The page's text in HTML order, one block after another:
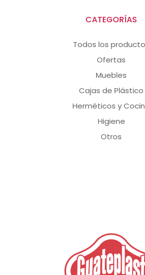
CATEGORÍAS
Todos los
Ofertas
Muebles
Cajas de Plástico
Herméticos y
Higiene
Otros